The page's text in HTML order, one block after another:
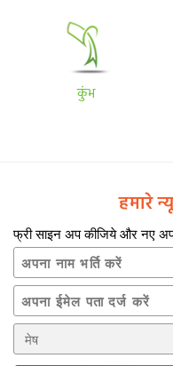
कुंभ
हमारे
फ्री साइन अप कीजिये और नए